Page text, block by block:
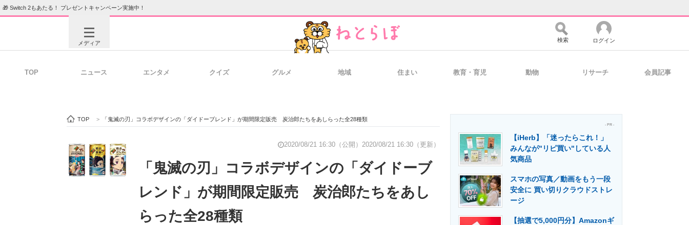
🎁 Switch 2もあたる！ プレゼントキャンペーン実施中！
メディア
経営リーダーのコミュニティ マーケ×ITの今がよく分かる
ITエンジニア向け専門サイト 企業向けIT製品の総合サイト IT製品の技術・比較・事例 製造業のIT導入・活用を支援
検索 ログイン
TOP ニュース エンタメ クイズ グルメ 地域 住まい 教育・育児 動物 リサーチ 会員記事
TOP > 「鬼滅の刃」コラボデザインの「ダイドーブレンド」が期間限定販売 炭治郎たちをあしらった全28種類
2020/08/21 16:30（公開） 2020/08/21 16:30（更新）
「鬼滅の刃」コラボデザインの「ダイドーブ
レンド」が期間限定販売 炭治郎たちをあし
らった全28種類
- PR -
【iHerb】「迷ったらこれ！」
みんなが"リピ買い"している人
気商品
スマホの写真／動画をもう一段
安全に 買い切りクラウドストレ
ージ
【抽選で5,000円分】Amazonギ